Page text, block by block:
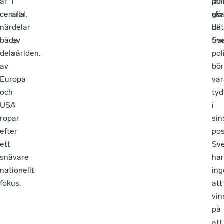
central,
när
både
delar
av
Europa
och
USA
ropar
efter
ett
snävare
nationellt
fokus.
alla
delar
av
världen.
gör
bör
i
har
att
på
att
ska
bli